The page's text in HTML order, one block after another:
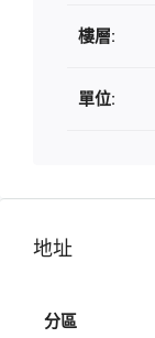
樓層:
單位:
地址
分區